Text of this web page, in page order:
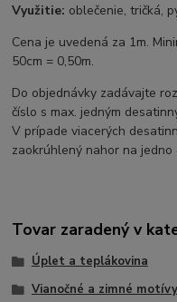
Využitie: oblečenie, tričká,
Cena je uvedená za 1m.
50cm = 0,50m.
Do objednávky zadávajte
číslo s max. jedným
V prípade viacerých
zaokrúhlený nahor na jedno
Tovar zaradený v
Úplet a teplákovina
Vianočné a zimné